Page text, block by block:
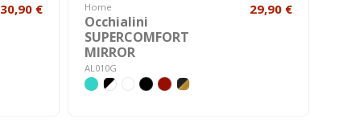
30,90 € Home
Occhialini
SUPERCOMFORT
MIRROR
AL010G
29,90 €